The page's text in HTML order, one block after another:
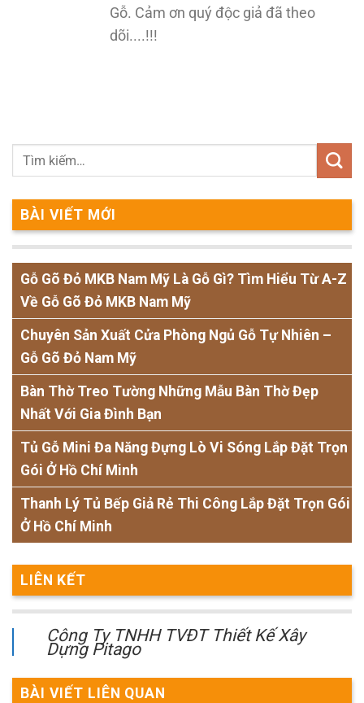
Gỗ. Cảm ơn quý độc giả đã theo
dõi....!!!
BÀI VIẾT MỚI
Gỗ Gõ Đỏ MKB Nam Mỹ Là Gỗ Gì? Tìm Hiểu Từ A-Z
Về Gỗ Gõ Đỏ MKB Nam Mỹ
Chuyên Sản Xuất Cửa Phòng Ngủ Gỗ Tự Nhiên –
Gỗ Gõ Đỏ Nam Mỹ
Bàn Thờ Treo Tường Những Mẫu Bàn Thờ Đẹp
Nhất Với Gia Đình Bạn
Tủ Gỗ Mini Đa Năng Đựng Lò Vi Sóng Lắp Đặt Trọn
Gói Ở Hồ Chí Minh
Thanh Lý Tủ Bếp Giả Rẻ Thi Công Lắp Đặt Trọn Gói
Ở Hồ Chí Minh
LIÊN KẾT
Công Ty TNHH TVĐT Thiết Kế Xây
Dựng Pitago
BÀI VIẾT LIÊN QUAN